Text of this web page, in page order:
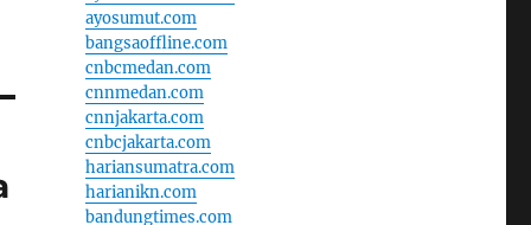
ayosumut.com
bangsaoffline.com
cnbcmedan.com
cnnmedan.com
cnnjakarta.com
cnbcjakarta.com
hariansumatra.com
harianikn.com
bandungtimes.com